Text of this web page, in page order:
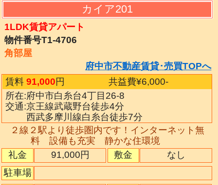
カイア201
1LDK賃貸アパート
物件番号T1-4706
角部屋
府中市不動産賃貸･売買TOPへ
賃料 91,000円 共益費¥6,000-
所在:府中市白糸台4丁目26-8
交通:京王線武蔵野台徒歩4分
西武多摩川線白糸台徒歩7分
２線２駅より徒歩圏内です！インターネット無
料 設備も充実 静かな住環境
礼金
91,000円 敷金
なし
駐車場